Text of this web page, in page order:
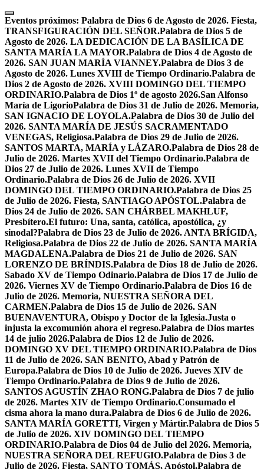
Skip
to
content
Eventos próximos: Palabra de Dios 6 de Agosto de 2026. Fiesta,
TRANSFIGURACIÓN DEL SEÑOR.Palabra de Dios 5 de
Agosto de 2026. LA DEDICACIÓN DE LA BASÍLICA DE
SANTA MARÍA LA MAYOR.Palabra de Dios 4 de Agosto de
2026. SAN JUAN MARÍA VIANNEY.Palabra de Dios 3 de
Agosto de 2026. Lunes XVIII de Tiempo Ordinario.Palabra de
Dios 2 de Agosto de 2026. XVIII DOMINGO DEL TIEMPO
ORDINARIO.Palabra de Dios 1º de agosto 2026.San Alfonso
María de LigorioPalabra de Dios 31 de Julio de 2026. Memoria,
SAN IGNACIO DE LOYOLA.Palabra de Dios 30 de Julio del
2026. SANTA MARÍA DE JESÚS SACRAMENTADO
VENEGAS, Religiosa.Palabra de Dios 29 de Julio de 2026.
SANTOS MARTA, MARÍA y LÁZARO.Palabra de Dios 28 de
Julio de 2026. Martes XVII del Tiempo Ordinario.Palabra de
Dios 27 de Julio de 2026. Lunes XVII de Tiempo
Ordinario.Palabra de Dios 26 de Julio de 2026. XVII
DOMINGO DEL TIEMPO ORDINARIO.Palabra de Dios 25
de Julio de 2026. Fiesta, SANTIAGO APÓSTOL.Palabra de
Dios 24 de Julio de 2026. SAN CHÁRBEL MAKHLUF,
Presbítero.El futuro: Una, santa, católica, apostólica, ¿y
sinodal?Palabra de Dios 23 de Julio de 2026. ANTA BRÍGIDA,
Religiosa.Palabra de Dios 22 de Julio de 2026. SANTA MARÍA
MAGDALENA.Palabra de Dios 21 de Julio de 2026. SAN
LORENZO DE BRÍNDIS.Palabra de Dios 18 de Julio de 2026.
Sabado XV de Tiempo Odinario.Palabra de Dios 17 de Julio de
2026. Viernes XV de Tiempo Ordinario.Palabra de Dios 16 de
Julio de 2026. Memoria, NUESTRA SEÑORA DEL
CARMEN.Palabra de Dios 15 de Julio de 2026. SAN
BUENAVENTURA, Obispo y Doctor de la Iglesia.Justa o
injusta la excomunión ahora el regreso.Palabra de Dios martes
14 de julio 2026.Palabra de Dios 12 de Julio de 2026.
DOMINGO XV DEL TIEMPO ORDINARIO.Palabra de Dios
11 de Julio de 2026. SAN BENITO, Abad y Patrón de
Europa.Palabra de Dios 10 de Julio de 2026. Jueves XIV de
Tiempo Ordinario.Palabra de Dios 9 de Julio de 2026.
SANTOS AGUSTÍN ZHAO RONG.Palabra de Dios 7 de julio
de 2026. Martes XIV de Tiempo Ordinario.Consumado el
cisma ahora la mano dura.Palabra de Dios 6 de Julio de 2026.
SANTA MARÍA GORETTI, Virgen y Mártir.Palabra de Dios 5
de Julio de 2026. XIV DOMINGO DEL TIEMPO
ORDINARIO.Palabra de Dios 04 de Julio del 2026. Memoria,
NUESTRA SEÑORA DEL REFUGIO.Palabra de Dios 3 de
Julio de 2026. Fiesta, SANTO TOMÁS, Apóstol.Palabra de